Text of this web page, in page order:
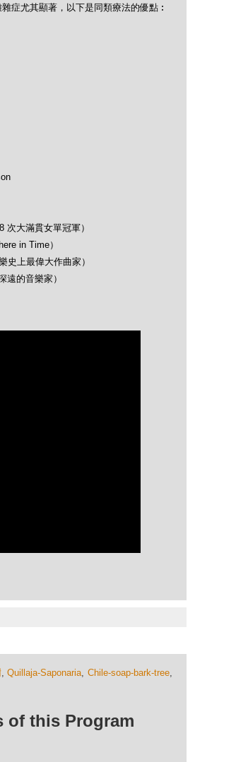
症尤其顯著，以下是同類療法的優點︰
大滿貫女單冠軍）
in Time）
史上最偉大作曲家）
的音樂家）
,Quillaja-Saponaria, Chile-soap-bark-tree,
of this Program